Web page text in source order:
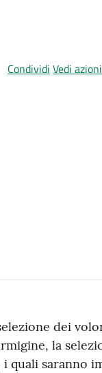
Condividi Vedi azioni
dei
la
quali saranno